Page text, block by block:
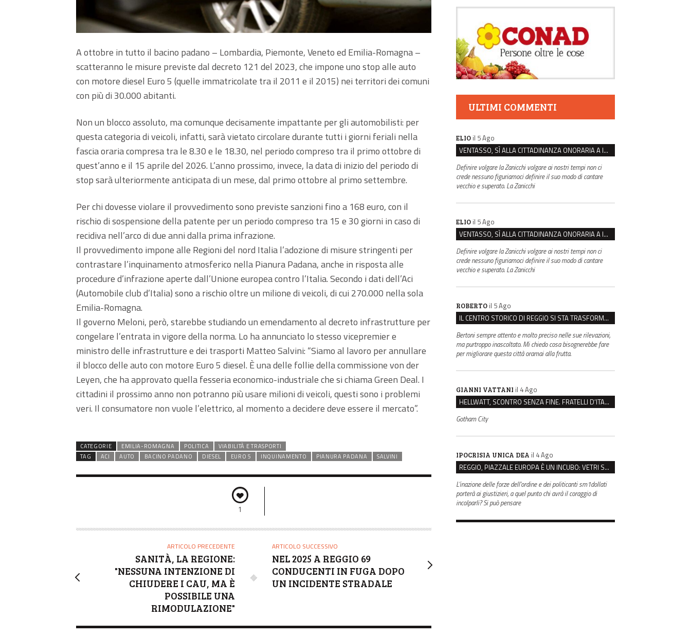
A ottobre in tutto il bacino padano – Lombardia, Piemonte, Veneto ed Emilia-Romagna –
scatteranno le misure previste dal decreto 121 del 2023, che impone uno stop alle auto
con motore diesel Euro 5 (quelle immatricolate tra il 2011 e il 2015) nei territori dei comuni
con più di 30.000 abitanti.
Non un blocco assoluto, ma comunque decisamente impattante per gli automobilisti: per
questa categoria di veicoli, infatti, sarà vietato circolare durante tutti i giorni feriali nella
fascia oraria compresa tra le 8.30 e le 18.30, nel periodo compreso tra il primo ottobre di
quest’anno e il 15 aprile del 2026. L’anno prossimo, invece, la data di inizio del periodo di
stop sarà ulteriormente anticipata di un mese, dal primo ottobre al primo settembre.
Per chi dovesse violare il provvedimento sono previste sanzioni fino a 168 euro, con il
rischio di sospensione della patente per un periodo compreso tra 15 e 30 giorni in caso di
recidiva nell’arco di due anni dalla prima infrazione.
Il provvedimento impone alle Regioni del nord Italia l’adozione di misure stringenti per
contrastare l’inquinamento atmosferico nella Pianura Padana, anche in risposta alle
procedure d’infrazione aperte dall’Unione europea contro l’Italia. Secondo i dati dell’Aci
(Automobile club d’Italia) sono a rischio oltre un milione di veicoli, di cui 270.000 nella sola
Emilia-Romagna.
Il governo Meloni, però, starebbe studiando un emendamento al decreto infrastrutture per
congelare l’entrata in vigore della norma. Lo ha annunciato lo stesso vicepremier e
ministro delle infrastrutture e dei trasporti Matteo Salvini: “Siamo al lavoro per annullare
il blocco delle auto con motore Euro 5 diesel. È una delle follie della commissione von der
Leyen, che ha approvato quella fesseria economico-industriale che si chiama Green Deal. I
cittadini il prossimo anno non potranno più usare milioni di veicoli, questi sono i problemi
veri. Il consumatore non vuole l’elettrico, al momento a decidere deve essere il mercato”.
CATEGORIE EMILIA-ROMAGNA POLITICA
VIABILITÀ E TRASPORTI
TAG
ACI AUTO BACINO PADANO DIESEL EURO 5 INQUINAMENTO PIANURA PADANA SALVINI
1
ARTICOLO PRECEDENTE
SANITÀ, LA REGIONE:
"NESSUNA INTENZIONE DI
CHIUDERE I CAU, MA È
POSSIBILE UNA
RIMODULAZIONE"
ARTICOLO SUCCESSIVO
NEL 2025 A REGGIO 69
CONDUCENTI IN FUGA DOPO
UN INCIDENTE STRADALE
ULTIMI COMMENTI
ELIO il 5 Ago
VENTASSO, SÌ ALLA CITTADINANZA ONORARIA A IVA ZANICCHI. MA BARGIACCHI: “È DI PESSIMO GUSTO”
Definire volgare la Zanicchi volgare ai nostri tempi non ci
crede nessuno figuriamoci definire il suo modo di cantare
vecchio e superato. La Zanicchi
ELIO il 5 Ago
VENTASSO, SÌ ALLA CITTADINANZA ONORARIA A IVA ZANICCHI. MA BARGIACCHI: “È DI PESSIMO GUSTO”
Definire volgare la Zanicchi volgare ai nostri tempi non ci
crede nessuno figuriamoci definire il suo modo di cantare
vecchio e superato. La Zanicchi
ROBERTO il 5 Ago
IL CENTRO STORICO DI REGGIO SI STA TRASFORMANDO, E NON IN MEGLIO
Bertoni sempre attento e molto preciso nelle sue rilevazioni,
ma purtroppo inascoltato. Mi chiedo cosa bisognerebbe fare
per migliorare questa città oramai alla frutta.
GIANNI VATTANI il 4 Ago
HELLWATT, SCONTRO SENZA FINE. FRATELLI D’ITALIA: “MILANI PORTA DOCUMENTI, DE FRANCO INSULTI”
Gotham City
IPOCRISIA UNICA DEA il 4 Ago
REGGIO, PIAZZALE EUROPA È UN INCUBO: VETRI SPACCATI E FURTI SULLE AUTO IN SOSTA
L'inazione delle forze dell'ordine e dei politicanti sm1dollati
porterà ai giustizieri, a quel punto chi avrà il coraggio di
incolparli? Si può pensare